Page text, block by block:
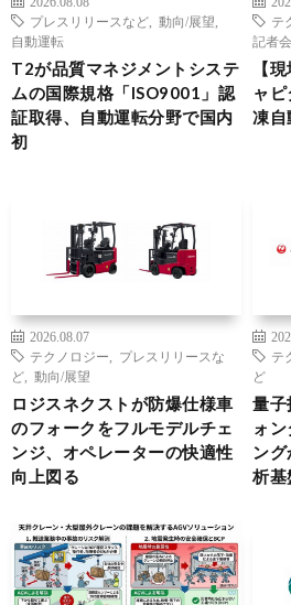
プレスリリースなど
動向/展望
自動運転
T2が品質マネジメントシステ
ムの国際規格「ISO9001」認
証取得、自動運転分野で国内
初
テ
記者
【
ャ
凍自
2026.08.07
テクノロジー
プレスリリースな
ど
動向/展望
ロジスネクストが防爆仕様車
のフォークをフルモデルチェ
ンジ、オペレーターの快適性
向上図る
テ
ど
量子
ォ
ン
析基